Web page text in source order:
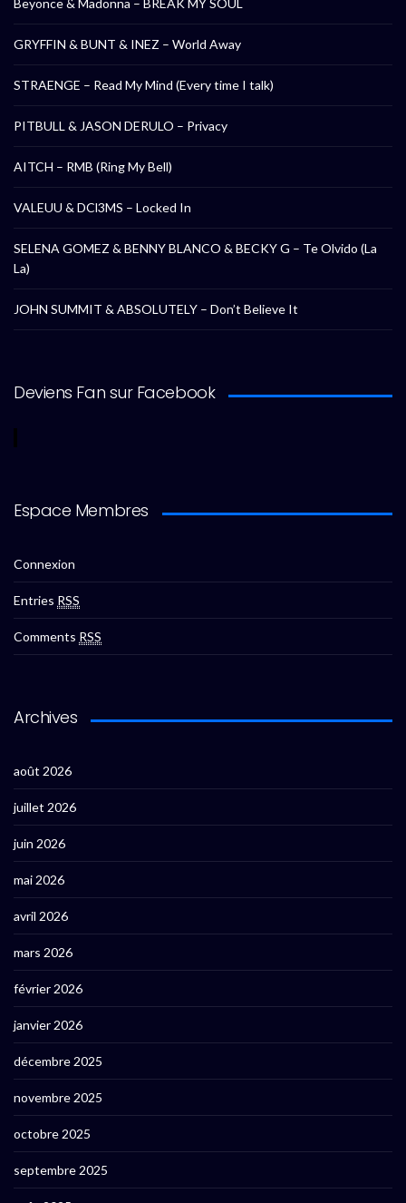
Beyonce & Madonna – BREAK MY SOUL
GRYFFIN & BUNT & INEZ – World Away
STRAENGE – Read My Mind (Every time I talk)
PITBULL & JASON DERULO – Privacy
AITCH – RMB (Ring My Bell)
VALEUU & DCl3MS – Locked In
SELENA GOMEZ & BENNY BLANCO & BECKY G – Te Olvido (La
La)
JOHN SUMMIT & ABSOLUTELY – Don’t Believe It
Deviens Fan sur Facebook
Espace Membres
Connexion
Entries RSS
Comments RSS
Archives
août 2026
juillet 2026
juin 2026
mai 2026
avril 2026
mars 2026
février 2026
janvier 2026
décembre 2025
novembre 2025
octobre 2025
septembre 2025